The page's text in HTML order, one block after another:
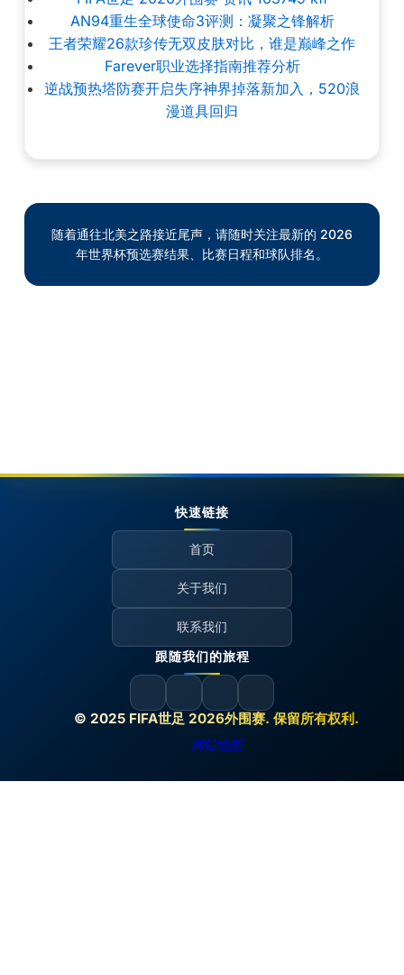
AN94重生全球使命3评测：凝聚之锋解析
王者荣耀26款珍传无双皮肤对比，谁是巅峰之作
Farever职业选择指南推荐分析
逆战预热塔防赛开启失序神界掉落新加入，520浪
漫道具回归
随着通往北美之路接近尾声，请随时关注最新的 2026
年世界杯预选赛结果、比赛日程和球队排名。
© 2025 FIFA世足 2026外围赛. 保留所有权利.
网站地图
快速链接
首页
关于我们
联系我们
跟随我们的旅程